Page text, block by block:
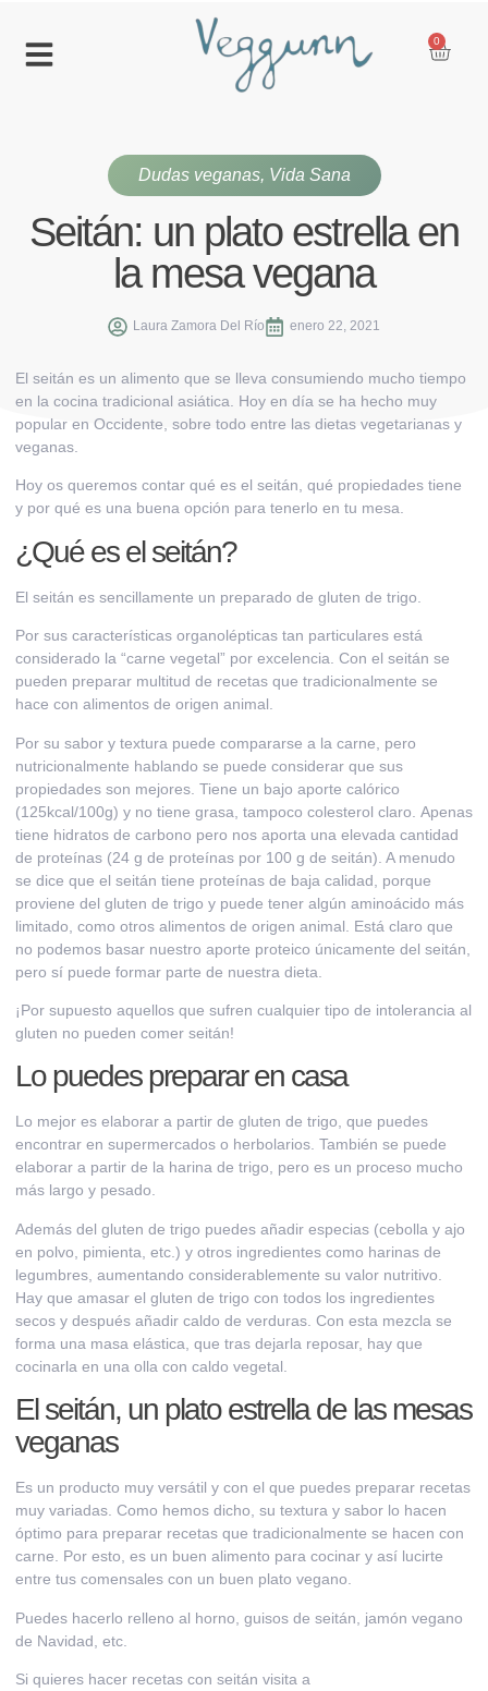
0
Dudas veganas, Vida Sana
Seitán: un plato estrella en
la mesa vegana
Laura Zamora Del Río enero 22, 2021
El seitán es un alimento que se lleva consumiendo mucho tiempo
en la cocina tradicional asiática. Hoy en día se ha hecho muy
popular en Occidente, sobre todo entre las dietas vegetarianas y
veganas.
Hoy os queremos contar qué es el seitán, qué propiedades tiene
y por qué es una buena opción para tenerlo en tu mesa.
¿Qué es el seitán?
El seitán es sencillamente un preparado de gluten de trigo.
Por sus características organolépticas tan particulares está
considerado la “carne vegetal” por excelencia. Con el seitán se
pueden preparar multitud de recetas que tradicionalmente se
hace con alimentos de origen animal.
Por su sabor y textura puede compararse a la carne, pero
nutricionalmente hablando se puede considerar que sus
propiedades son mejores. Tiene un bajo aporte calórico
(125kcal/100g) y no tiene grasa , tampoco colesterol claro. Apenas
tiene hidratos de carbono pero nos aporta una elevada cantidad
de proteínas (24 g de proteínas por 100 g de seitán) . A menudo
se dice que el seitán tiene proteínas de baja calidad, porque
proviene del gluten de trigo y puede tener algún aminoácido más
limitado, como otros alimentos de origen animal. Está claro que
no podemos basar nuestro aporte proteico únicamente del seitán,
pero sí puede formar parte de nuestra dieta.
¡Por supuesto aquellos que sufren cualquier tipo de intolerancia al
gluten no pueden comer seitán!
Lo puedes preparar en casa
Lo mejor es elaborar a partir de gluten de trigo, que puedes
encontrar en supermercados o herbolarios. También se puede
elaborar a partir de la harina de trigo, pero es un proceso mucho
más largo y pesado.
Además del gluten de trigo puedes añadir especias (cebolla y ajo
en polvo, pimienta, etc.) y otros ingredientes como harinas de
legumbres, aumentando considerablemente su valor nutritivo.
Hay que amasar el gluten de trigo con todos los ingredientes
secos y después añadir caldo de verduras. Con esta mezcla se
forma una masa elástica, que tras dejarla reposar, hay que
cocinarla en una olla con caldo vegetal.
El seitán, un plato estrella de las mesas
veganas
Es un producto muy versátil y con el que puedes preparar recetas
muy variadas. Como hemos dicho, su textura y sabor lo hacen
óptimo para preparar recetas que tradicionalmente se hacen con
carne. Por esto, es un buen alimento para cocinar y así lucirte
entre tus comensales con un buen plato vegano.
Puedes hacerlo relleno al horno, guisos de seitán, jamón vegano
de Navidad, etc.
Si quieres hacer recetas con seitán visita a